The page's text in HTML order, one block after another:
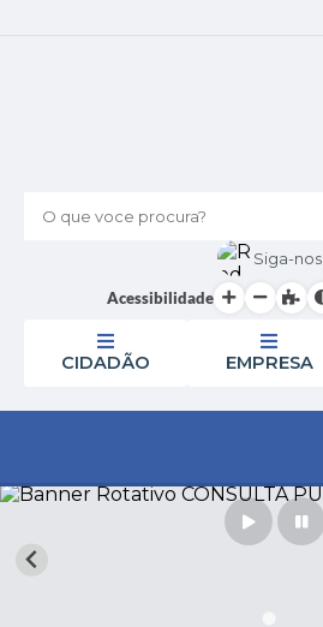
O que voce procura?
Siga-nos
Acessibilidade
CIDADÃO EMPRESA